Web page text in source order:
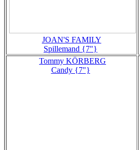
JOAN'S FAMILY
Spillemand {7"}
Tommy KÖRBERG
Candy {7"}